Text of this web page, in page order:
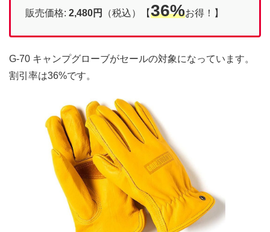
販売価格: 2,480円 （税込）【36%お得！】
G-70 キャンプグローブがセールの対象になっています。
割引率は36%です。